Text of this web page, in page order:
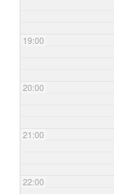
19:00
20:00
21:00
22:00